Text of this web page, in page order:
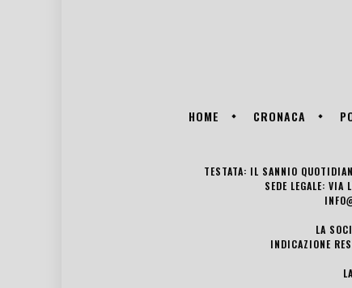
HOME CRONACA
TESTATA: IL SANNIO
SEDE LEGALE:
LA
INDICAZIONE